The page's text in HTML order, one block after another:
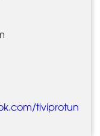
tiviprotun